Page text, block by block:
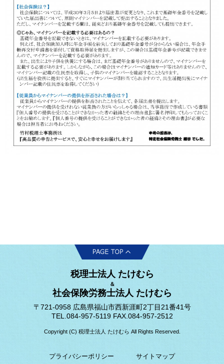
税理士法人 たけむら
＆
社会保険労務士法人 たけむら
〒721-0958 広島県福山市西新涯町2丁目21番41号
TEL.084-957-5119 FAX.084-957-2512
Copyright (C) 税理士法人 たけむら All Rights Reserved.
プライバシーポリシー サイトマップ